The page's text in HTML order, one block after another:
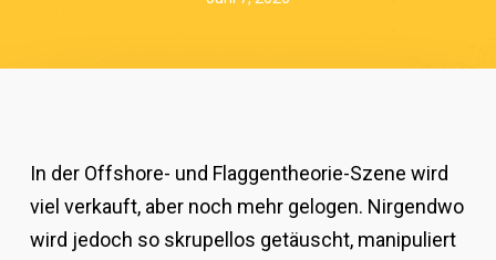
In der Offshore- und Flaggentheorie-Szene wird
viel verkauft, aber noch mehr gelogen. Nirgendwo
wird jedoch so skrupellos getäuscht, manipuliert